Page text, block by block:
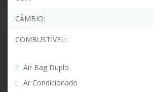
CÂMBIO:
COMBUSTÍVEL:
Air Bag Duplo
Ar Condicionado